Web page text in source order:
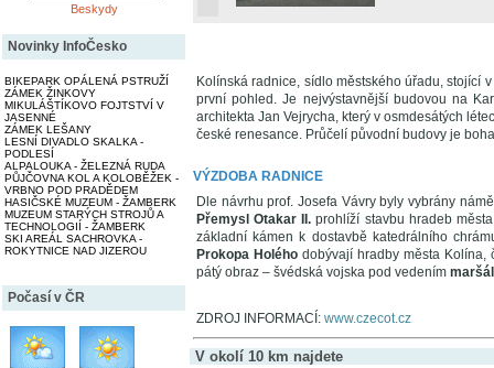
Beskydy
Novinky InfoČesko
BIKEPARK OPÁLENÁ PSTRUŽÍ
ZÁMEK ŽINKOVY
MIKULÁŠTÍKOVO FOJTSTVÍ V
JASENNÉ
ZÁMEK LEŠANY
LESNÍ DIVADLO SKALKA -
PODLESÍ
ALPALOUKA - ŽELEZNÁ RUDA
PŮJČOVNA KOL A KOLOBĚŽEK -
VRBNO POD PRADĚDEM
HASIČSKÉ MUZEUM - ŽAMBERK
MUZEUM STARÝCH STROJŮ A
TECHNOLOGIÍ - ŽAMBERK
SKI AREÁL SACHROVKA -
ROKYTNICE NAD JIZEROU
Počasí v ČR
Kolínská radnice, sídlo městského úřadu, stojící
první pohled. Je nejvýstavnější budovou na
architekta Jan Vejrycha, který v osmdesátých
české renesance. Průčelí původní budovy je
VÝZDOBA RADNICE
Dle návrhu prof. Josefa Vávry byly vybrány
Přemysl Otakar II. prohlíží stavbu hradeb
základní kámen k dostavbě katedrálního
Prokopa Holého dobývají hradby města Kolína,
pátý obraz – švédská vojska pod vedením
ZDROJ INFORMACÍ: www.czecot.cz
V okolí 10 km najdete